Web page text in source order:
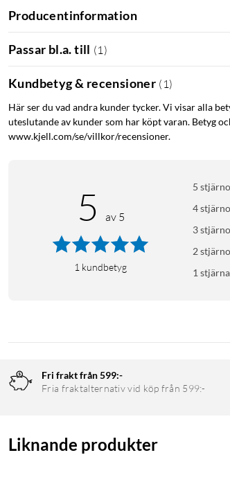
Producentinformation
Passar bl.a. till (1 )
Kundbetyg & recensioner ( 1 )
Här ser du vad andra kunder tycker. Vi visar alla
uteslutande av kunder som har köpt varan. Betyg
www.kjell.com/se/villkor/recensioner.
5 av 5
1 kundbetyg
5
4
3
2
1 stjärna
Fri frakt från 599:-
Fria fraktalternativ vid köp från 599:-
Liknande produkter